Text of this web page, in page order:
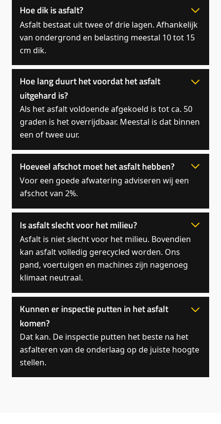
Hoe dik is asfalt?
Asfalt bestaat uit twee of drie lagen. Afhankelijk
van ondergrond en belasting meestal 10 tot 15
cm dik.
Hoe lang duurt het voordat het asfalt
uitgehard is?
Als het asfalt voldoende afgekoeld is tot ca. 50
graden is het overrijdbaar. Meestal is dat binnen
een of twee uur.
Hoeveel afschot moet het asfalt hebben?
Voor een goede afwatering adviseren wij een
afschot van 2%.
Is asfalt slecht voor het milieu?
Asfalt is niet slecht voor het milieu. Bovendien
kan asfalt volledig gerecycled worden. Ons
pand, voertuigen en machines zijn nagenoeg
klimaat neutraal.
Kunnen er inspectie putten in het asfalt
komen?
Dat kan. De inspectie putten het beste na het
asfalteren van de onderlaag op de juiste hoogte
stellen.